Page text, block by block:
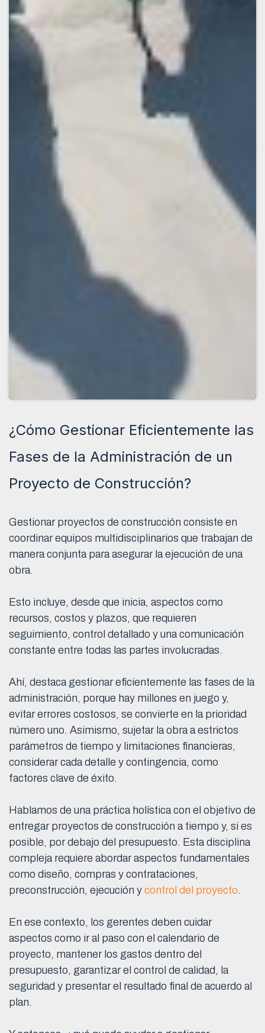
¿Cómo Gestionar Eficientemente las
Fases de la Administración de un
Proyecto de Construcción?
Gestionar proyectos de construcción consiste en
coordinar equipos multidisciplinarios que trabajan de
manera conjunta para asegurar la ejecución de una
obra.
Esto incluye, desde que inicia, aspectos como
recursos, costos y plazos, que requieren
seguimiento, control detallado y una comunicación
constante entre todas las partes involucradas.
Ahí, destaca gestionar eficientemente las fases de la
administración, porque hay millones en juego y,
evitar errores costosos, se convierte en la prioridad
número uno. Asimismo, sujetar la obra a estrictos
parámetros de tiempo y limitaciones financieras,
considerar cada detalle y contingencia, como
factores clave de éxito.
Hablamos de una práctica holística con el objetivo de
entregar proyectos de construcción a tiempo y, si es
posible, por debajo del presupuesto. Esta disciplina
compleja requiere abordar aspectos fundamentales
como diseño, compras y contrataciones,
preconstrucción, ejecución y control del proyecto.
En ese contexto, los gerentes deben cuidar
aspectos como ir al paso con el calendario de
proyecto, mantener los gastos dentro del
presupuesto, garantizar el control de calidad, la
seguridad y presentar el resultado final de acuerdo al
plan.